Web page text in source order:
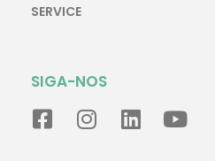
SERVICE
SIGA-NOS